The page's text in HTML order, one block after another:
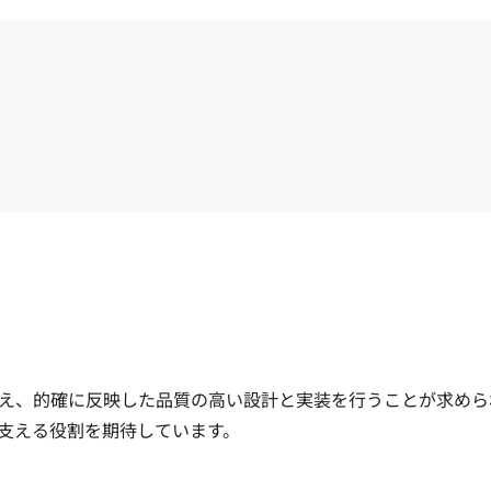
的確に反映した品質の高い設計と実装を行うことが求め
る役割を期待しています。